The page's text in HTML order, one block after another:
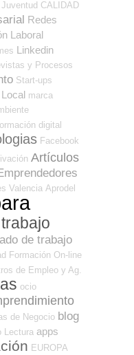
Juventud CALIDAD
Redes
Laboral
Linkedin
y Procesos
Start-ups
marca
digital
Facebook
Artículos
Valencia Aprodel
trabajo
de trabajo
Formación On-line
de Empleo y Ag.
ocio
de Negocio blog
Lectura apps
EUROPA